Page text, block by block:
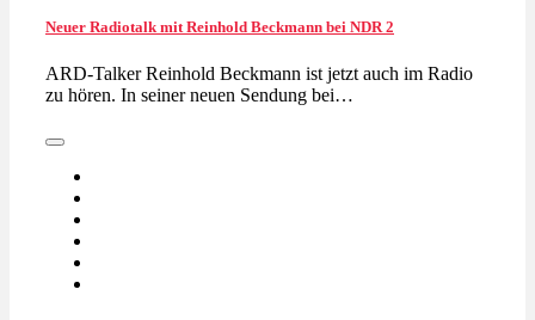
Neuer Radiotalk mit Reinhold Beckmann bei NDR 2
ARD-Talker Reinhold Beckmann ist jetzt auch im Radio
zu hören. In seiner neuen Sendung bei…